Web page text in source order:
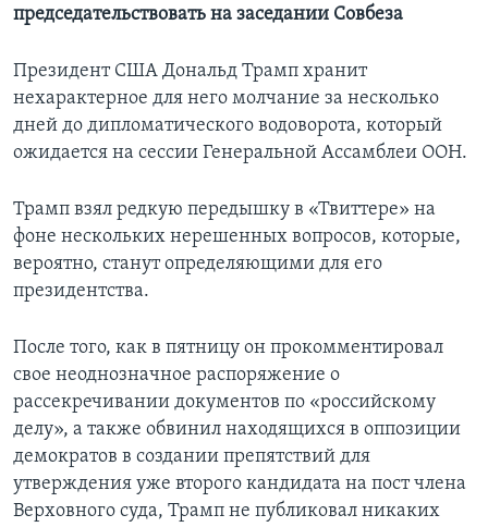
председательствовать на заседании Совбеза
Президент США Дональд Трамп хранит
нехарактерное для него молчание за несколько
дней до дипломатического водоворота, который
ожидается на сессии Генеральной Ассамблеи ООН.
Трамп взял редкую передышку в «Твиттере» на
фоне нескольких нерешенных вопросов, которые,
вероятно, станут определяющими для его
президентства.
После того, как в пятницу он прокомментировал
свое неоднозначное распоряжение о
рассекречивании документов по «российскому
делу», а также обвинил находящихся в оппозиции
демократов в создании препятствий для
утверждения уже второго кандидата на пост члена
Верховного суда, Трамп не публиковал никаких